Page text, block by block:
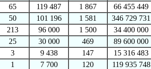
65 119 487 1 867 66 455 449
50 101 196 1 581 346 729 731
213 96 000 1 500 34 400 000
25 30 000 469 89 600 000
3 9 438 147 15 316 483
1 7 700 120 119 935 748